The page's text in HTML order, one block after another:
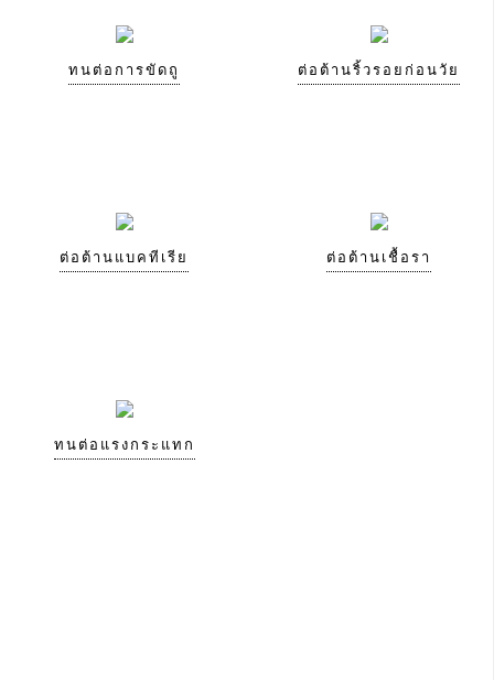
ทนต่อการขัดถู ต่อต้านริ้วรอยก่อนวัย
ต่อต้านแบคทีเรีย ต่อต้านเชื้อรา
ทนต่อแรงกระแทก